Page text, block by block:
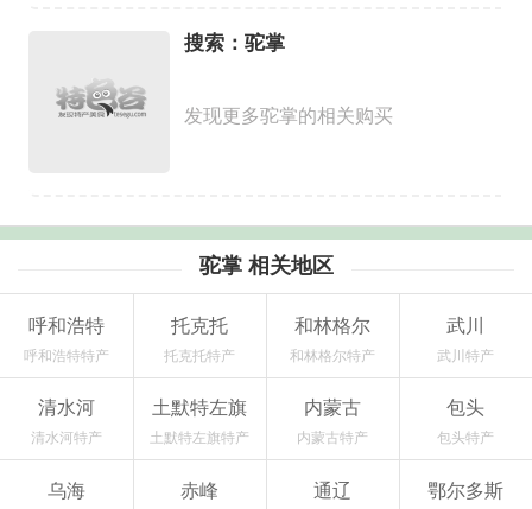
搜索：驼掌
发现更多驼掌的相关购买
驼掌 相关地区
呼和浩特
呼和浩特特产
托克托
托克托特产
和林格尔
和林格尔特产
武川
武川特产
清水河
清水河特产
土默特左旗
土默特左旗特产
内蒙古
内蒙古特产
包头
包头特产
乌海 赤峰 通辽 鄂尔多斯